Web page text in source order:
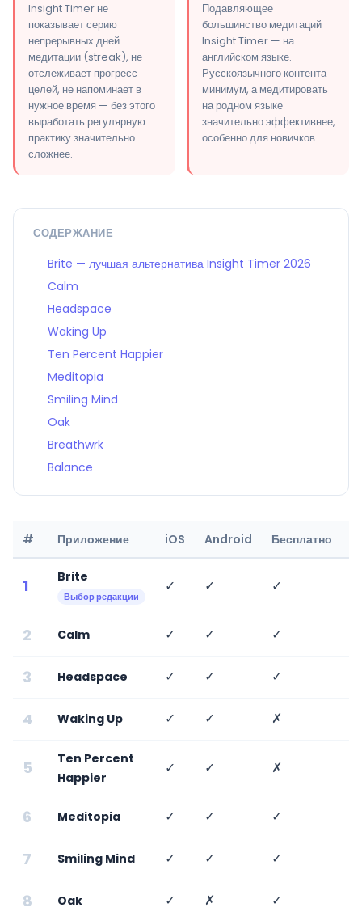
Insight Timer не
показывает серию
непрерывных дней
медитации (streak), не
отслеживает прогресс
целей, не напоминает в
нужное время — без этого
выработать регулярную
практику значительно
сложнее.
Подавляющее
большинство медитаций
Insight Timer — на
английском языке.
Русскоязычного контента
минимум, а медитировать
на родном языке
значительно эффективнее,
особенно для новичков.
СОДЕРЖАНИЕ
Brite — лучшая альтернатива Insight Timer 2026
Calm
Headspace
Waking Up
Ten Percent Happier
Meditopia
Smiling Mind
Oak
Breathwrk
Balance
# Приложение iOS Android Бесплатно
1 Brite
Выбор редакции
✓ ✓ ✓
2 Calm ✓ ✓ ✓
3 Headspace ✓ ✓ ✓
4 Waking Up ✓ ✓ ✗
5
Ten Percent
Happier
✓ ✓ ✗
6 Meditopia ✓ ✓ ✓
7 Smiling Mind ✓ ✓ ✓
8 Oak ✓ ✗ ✓